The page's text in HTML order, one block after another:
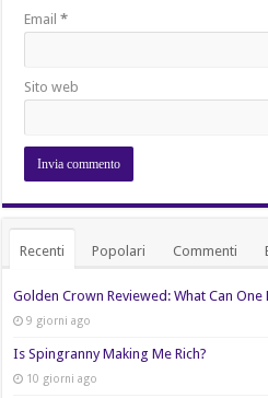
Email*
Sito web
Recenti Popolari Commenti
Golden Crown Reviewed: What Can One
9 giorni ago
Is Spingranny Making Me Rich?
10 giorni ago